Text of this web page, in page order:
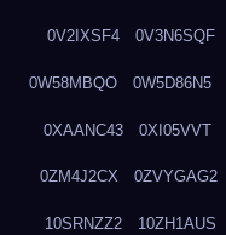
0V2IXSF4 0V3N6SQF
0W58MBQO 0W5D86N5
0XAANC43 0XI05VVT
0ZM4J2CX 0ZVYGAG2
10SRNZZ2 10ZH1AUS